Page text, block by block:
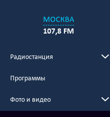
МОСКВА
107,8 FM
Радиостанция
Программы
Фото и видео